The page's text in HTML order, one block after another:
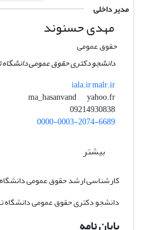
مدیر داخلی
مهدی حسنوند
حقوق عمومی
دانشجو دکتری حقوق عمومی دانشگاه
iala.ir malr.ir
ma_hasanvand
yahoo.fr
09214930838
0000-0003-2074-6689
بیشتر
کارشناسی ارشد حقوق عمومی دانشگاه علامه
دانشجو دکتری حقوق عمومی دانشگاه
پایان نامه